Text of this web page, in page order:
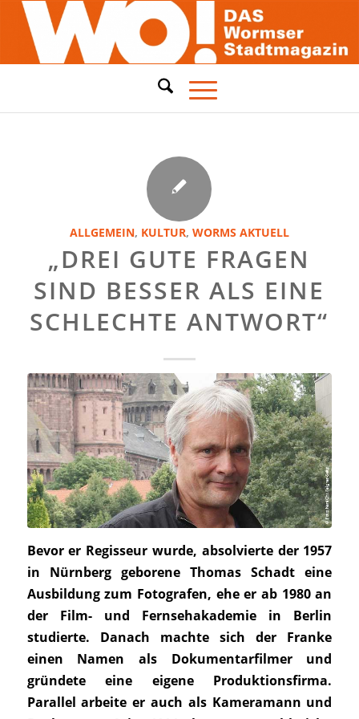
ALLGEMEIN, KULTUR, WORMS AKTUELL
„DREI GUTE FRAGEN
SIND BESSER ALS EINE
SCHLECHTE ANTWORT“
Bevor er Regisseur wurde, absolvierte der 1957
in Nürnberg geborene Thomas Schadt eine
Ausbildung zum Fotografen, ehe er ab 1980 an
der Film- und Fernsehakademie in Berlin
studierte. Danach machte sich der Franke
einen Namen als Dokumentarfilmer und
gründete eine eigene Produktionsfirma.
Parallel arbeite er auch als Kameramann und